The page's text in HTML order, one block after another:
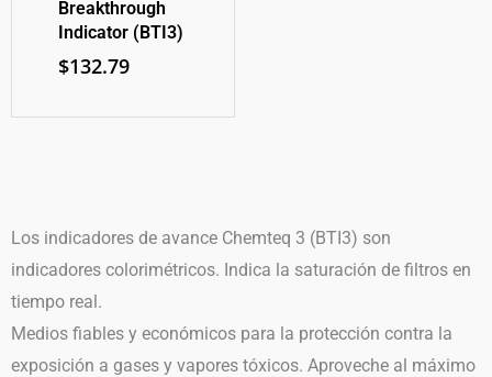
Breakthrough
Indicator (BTI3)
$132.79
Los indicadores de avance Chemteq 3 (BTI3) son
indicadores colorimétricos. Indica la saturación de filtros en
tiempo real.
Medios fiables y económicos para la protección contra la
exposición a gases y vapores tóxicos. Aproveche al máximo